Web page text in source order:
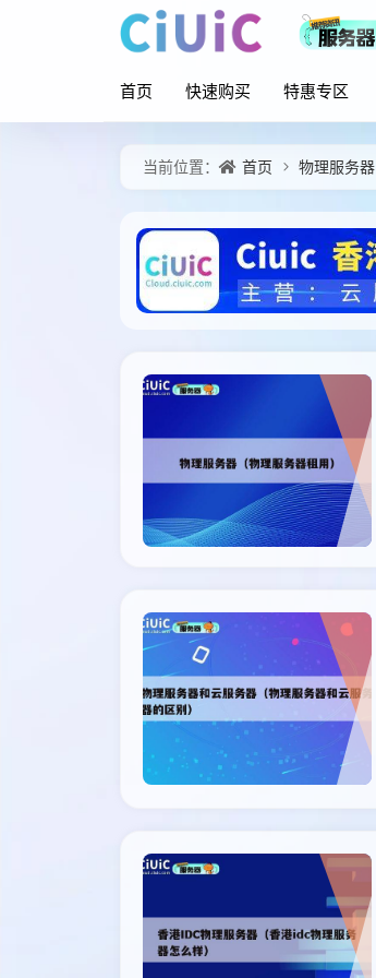
首页 快速购买 特惠专区
当前位置： 首页 物理服务器